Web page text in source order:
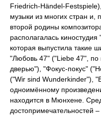
Friedrich-Händel-
музыки из многих стран и,
второй родины
располагалась
которая выпустила такие
"Любовь 47" ("Liebe 47", по
дверью"), "Фокус-покус"
("Wir sind Wunderkinder"),
одноимённому
находится в Мюнхене.
достопримечательностей